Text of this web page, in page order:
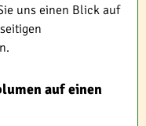
uns einen Blick auf
auf einen